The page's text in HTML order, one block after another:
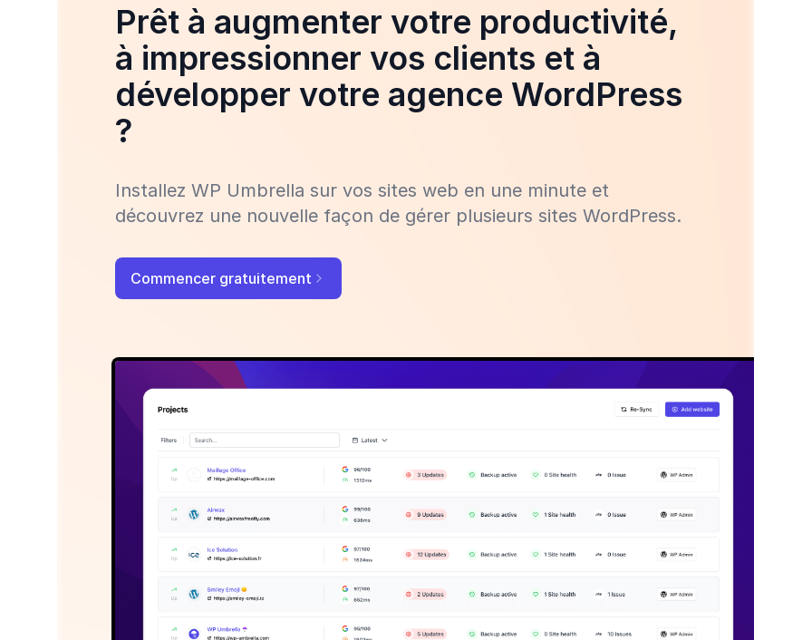
Prêt à augmenter votre productivité,
à impressionner vos clients et à
développer votre agence WordPress
?
Installez WP Umbrella sur vos sites web en une minute et
découvrez une nouvelle façon de gérer plusieurs sites WordPress.
Commencer gratuitement